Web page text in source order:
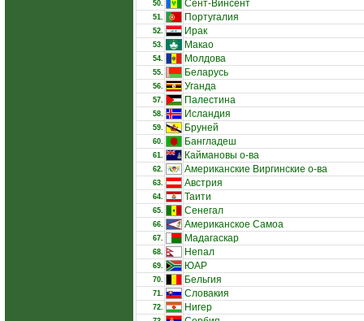
50. Сент-Винсент
51. Португалия
52. Ирак
53. Макао
54. Молдова
55. Беларусь
56. Уганда
57. Палестина
58. Исландия
59. Бруней
60. Бангладеш
61. Каймановы о-ва
62. Американские Виргинские о-ва
63. Австрия
64. Таити
65. Сенегал
66. Американское Самоа
67. Мадагаскар
68. Непал
69. ЮАР
70. Бельгия
71. Словакия
72. Нигер